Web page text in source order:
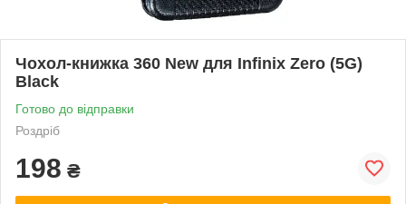
Чохол-книжка 360 New для Infinix Zero (5G)
Black
Готово до відправки
Роздріб
198 ₴